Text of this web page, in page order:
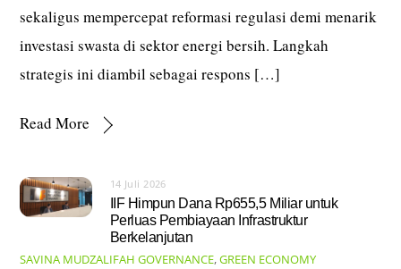
sekaligus mempercepat reformasi regulasi demi menarik
investasi swasta di sektor energi bersih. Langkah
strategis ini diambil sebagai respons […]
Read More
14 Juli 2026
IIF Himpun Dana Rp655,5 Miliar untuk
Perluas Pembiayaan Infrastruktur
Berkelanjutan
SAVINA MUDZALIFAH GOVERNANCE,GREEN ECONOMY